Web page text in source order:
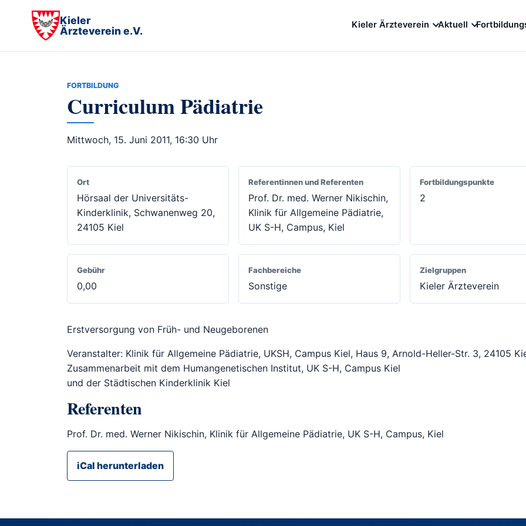
Kieler
Ärzteverein e.V.
Kieler Ärzteverein Aktuell
FORTBILDUNG
Curriculum Pädiatrie
Mittwoch, 15. Juni 2011, 16:30 Uhr
Ort
Hörsaal der Universitäts-
Kinderklinik, Schwanenweg 20,
24105 Kiel
Referentinnen und Referenten
Prof. Dr. med. Werner Nikischin,
Klinik für Allgemeine Pädiatrie,
UK S-H, Campus, Kiel
Fortbildungspunkte
2
Gebühr
0,00
Fachbereiche
Sonstige
Zielgruppen
Kieler Ärzteverein
Erstversorgung von Früh- und Neugeborenen
Veranstalter: Klinik für Allgemeine Pädiatrie, UKSH, Campus Kiel, Haus 9, Arnold-Heller-Str. 3, 24105
Zusammenarbeit mit dem Humangenetischen Institut, UK S-H, Campus Kiel
und der Städtischen Kinderklinik Kiel
Referenten
Prof. Dr. med. Werner Nikischin, Klinik für Allgemeine Pädiatrie, UK S-H, Campus, Kiel
iCal herunterladen